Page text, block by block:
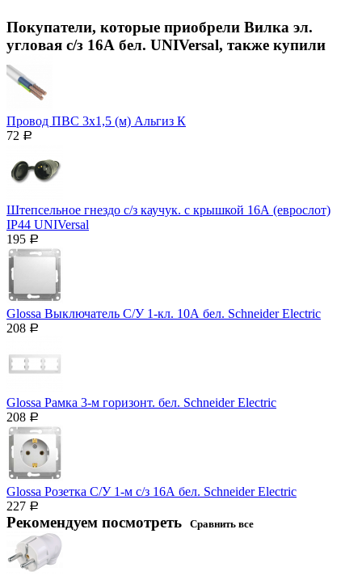
Покупатели, которые приобрели Вилка эл.
угловая с/з 16А бел. UNIVersal, также купили
Провод ПВС 3х1,5 (м) Альгиз К
72 Р
Штепсельное гнездо с/з каучук. с крышкой 16А (еврослот)
IP44 UNIVersal
195 Р
Glossa Выключатель С/У 1-кл. 10А бел. Schneider Eleсtric
208 Р
Glossa Рамка 3-м горизонт. бел. Schneider Еleсtric
208 Р
Glossa Розетка С/У 1-м с/з 16А бел. Schneider Eleсtric
227 Р
Рекомендуем посмотреть Сравнить все